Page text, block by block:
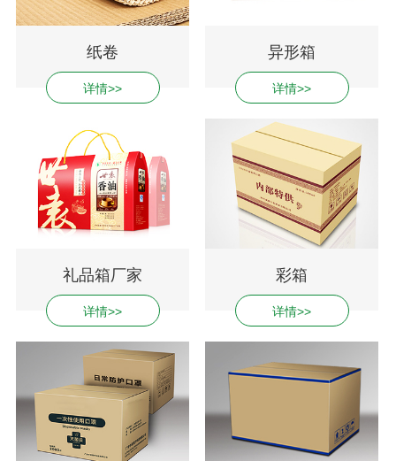
纸卷
详情>>
异形箱
详情>>
礼品箱厂家
详情>>
彩箱
详情>>